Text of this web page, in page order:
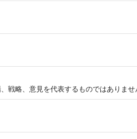
戦略、意見を代表するものではありませ